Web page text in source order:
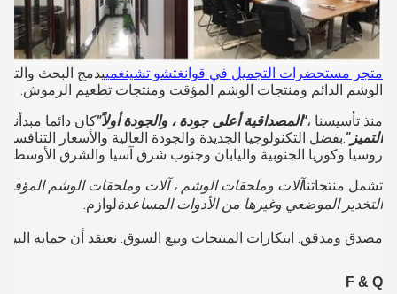
متجر مستحضرات التجميل في قوانغتشو تشينغمييدمج البحث
الوشم الدائم ومنتجات الوشم المؤقت ومنتجات تطعيم الرموش.
منذ تأسيسنا ،"المصداقية أعلى جودة ، والجودة أولاً"كان دائما
التميز".بفضل التكنولوجيا الجديدة والجودة العالية والأسعار
روسيا وكوريا الجنوبية واليابان وجنوب شرق آسيا والشرق الأوسط
تشمل منتجاتناآلات وملحقات الوشم ، آلات وملحقات الوشم
التخدير الموضعي وغيرها من الأدوات المساعدةلوازم.
مصدق ومدقق. ابتكارات المنتجات وبيع السوق. نعتقد أن حماية
F & Q